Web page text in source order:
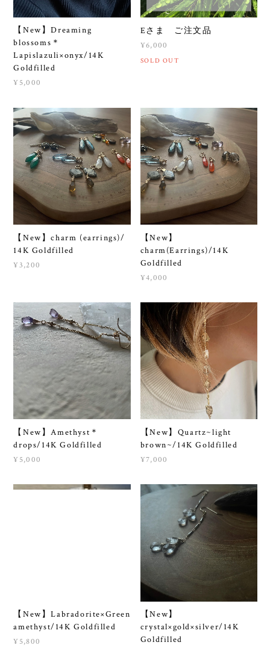
【New】Dreaming
blossoms＊
Lapislazuli×onyx/14K
Goldfilled
¥5,000
Eさま ご注文品
¥6,000
SOLD OUT
【New】charm (earrings)/
14K Goldfilled
¥3,200
【New】
charm(Earrings)/14K
Goldfilled
¥4,000
【New】Amethyst＊
drops/14K Goldfilled
¥5,000
【New】Quartz~light
brown~/14K Goldfilled
¥7,000
【New】Labradorite×Green
amethyst/14K Goldfilled
¥5,800
【New】
crystal×gold×silver/14K
Goldfilled